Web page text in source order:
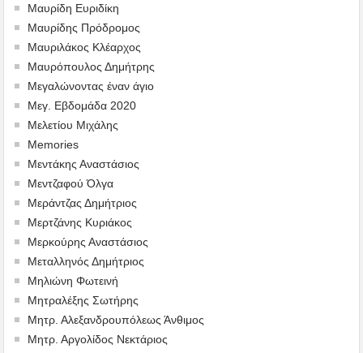
Μαυρίδη Ευριδίκη
Μαυρίδης Πρόδρομος
Μαυριλάκος Κλέαρχος
Μαυρόπουλος Δημήτρης
Μεγαλώνοντας έναν άγιο
Μεγ. Εβδομάδα 2020
Μελετίου Μιχάλης
Memories
Μεντάκης Αναστάσιος
Μεντζαφού Όλγα
Μεράντζας Δημήτριος
Μερτζάνης Κυριάκος
Μερκούρης Αναστάσιος
Μεταλληνός Δημήτριος
Mηλιώνη Φωτεινή
Μητραλέξης Σωτήρης
Μητρ. Αλεξανδρουπόλεως Άνθιμος
Μητρ. Αργολίδος Νεκτάριος